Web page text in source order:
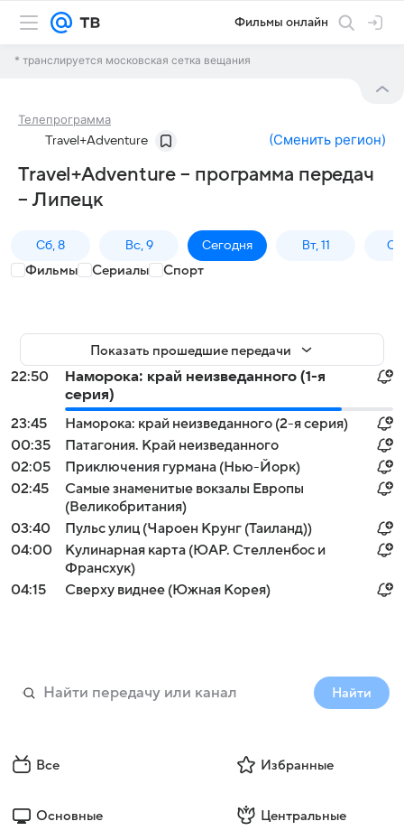
Фильмы онлайн
* транслируется московская сетка вещания
Телепрограмма
Travel+Adventure (Сменить регион)
Travel+Adventure – программа передач
– Липецк
Сб, 8 Вс, 9 Сегодня Вт, 11
Фильмы Сериалы Спорт
Показать прошедшие передачи
22:50
Наморока: край неизведанного (1-я
серия)
23:45
Наморока: край неизведанного (2-я серия)
00:35
Патагония. Край неизведанного
02:05
Приключения гурмана (Нью-Йорк)
02:45
Самые знаменитые вокзалы Европы
(Великобритания)
03:40
Пульс улиц (Чароен Крунг (Таиланд))
04:00
Кулинарная карта (ЮАР. Стелленбос и
Франсхук)
04:15
Сверху виднее (Южная Корея)
Найти
Все Избранные
Основные Центральные